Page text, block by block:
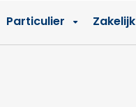
Particulier Zakelijk